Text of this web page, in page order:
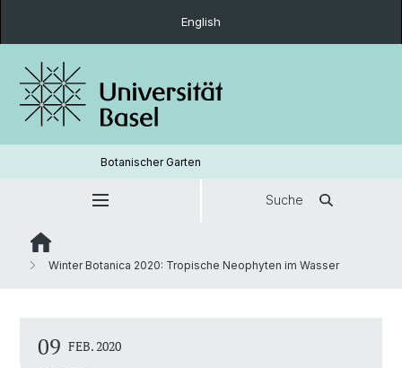
English
Botanischer Garten
Suche
Winter Botanica 2020: Tropische Neophyten im Wasser
09 FEB. 2020